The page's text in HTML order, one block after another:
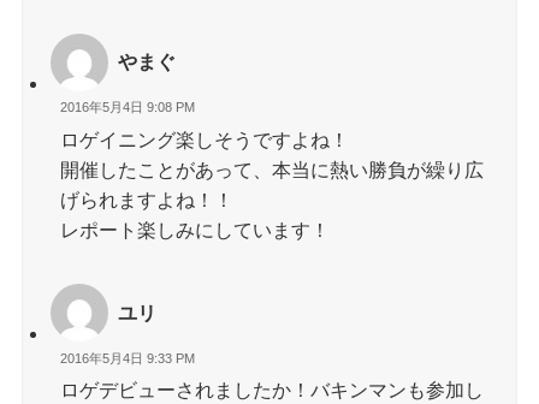
やまぐ
2016年5月4日 9:08 PM
ロゲイニング楽しそうですよね！
開催したことがあって、本当に熱い勝負が繰り広
げられますよね！！
レポート楽しみにしています！
ユリ
2016年5月4日 9:33 PM
ロゲデビューされましたか！バキンマンも参加し